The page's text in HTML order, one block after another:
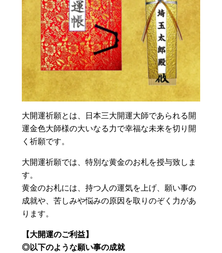
大開運祈願とは、日本三大開運大師であられる開
運金色大師様の大いなる力で幸福な未来を切り開
く祈願です。
大開運祈願では、特別な黄金のお札を授与致しま
す。
黄金のお札には、持つ人の運気を上げ、願い事の
成就や、苦しみや悩みの原因を取りのぞく力があ
ります。
【大開運のご利益】
◎以下のような願い事の成就